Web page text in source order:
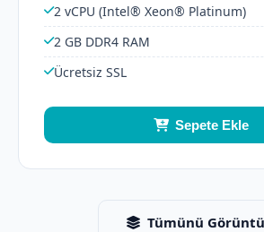
2 vCPU (Intel® Xeon® Platinum)
2 GB DDR4 RAM
Ücretsiz SSL
Sepete Ekle
Tümünü